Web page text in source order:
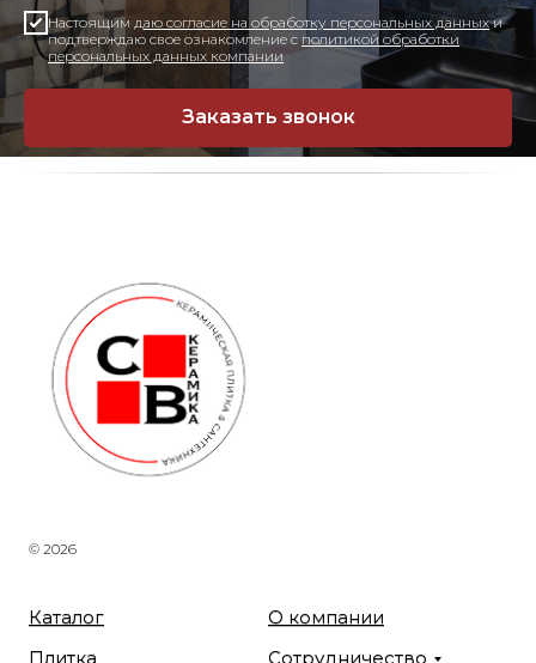
Настоящим даю согласие на обработку персональных данныхи
подтверждаю свое ознакомление с политикой обработки
персональных данных компании
Заказать звонок
© 2026
Каталог
Плитка
О компании
Сотрудничество